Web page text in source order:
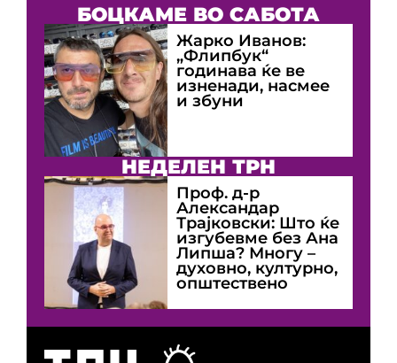
БОЦКАМЕ ВО САБОТА
Жарко Иванов:
„Флипбук“
годинава ќе ве
изненади, насмее
и збуни
НЕДЕЛЕН ТРН
Проф. д-р
Александар
Трајковски: Што ќе
изгубевме без Ана
Липша? Многу –
духовно, културно,
општествено